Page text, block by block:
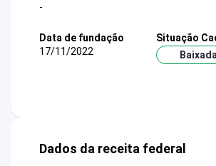
-
Data de fundação
17/11/2022
Situação
Baixada
Dados da receita federal